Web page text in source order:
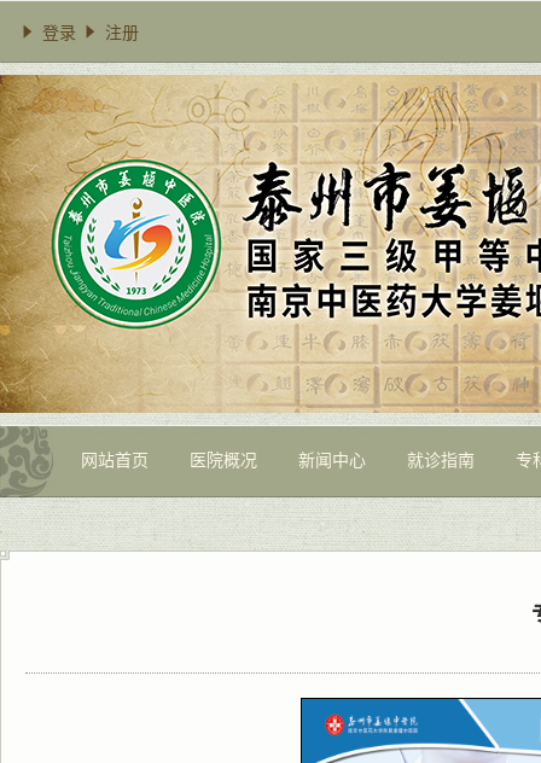
登录 注册
网站首页 医院概况 新闻中心 就诊指南 专